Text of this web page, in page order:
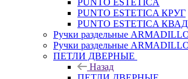
PUNTO ESTETICA
PUNTO ESTETICA КРУГ
PUNTO ESTETICA
Ручки раздельные
Ручки раздельные
ПЕТЛИ ДВЕРНЫЕ
Назад